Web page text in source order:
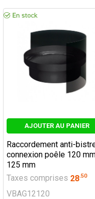
AJOUTER AU PANIER
Raccordement anti-
connexion poêle 120
125 mm
Taxes comprises 28.50
VBAG12120